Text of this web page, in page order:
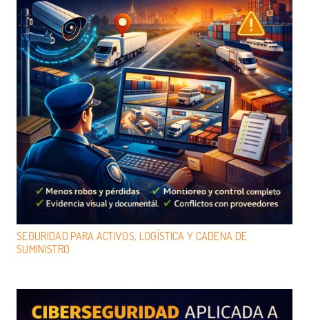
SEGURIDAD PARA ACTIVOS, LOGÍSTICA Y CADENA DE
SUMINISTRO